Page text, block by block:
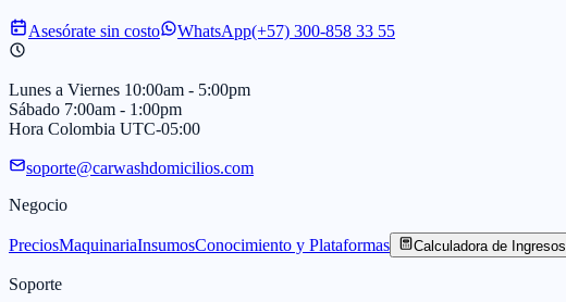
Asesórate sin costo WhatsApp(+57) 300-858 33 55
Lunes a Viernes 10:00am - 5:00pm
Sábado 7:00am - 1:00pm
Hora Colombia UTC-05:00
soporte@carwashdomicilios.com
Negocio
PreciosMaquinariaInsumosConocimiento y Plataformas Calculadora de Ingresos
Soporte